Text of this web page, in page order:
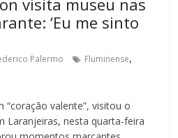
‘Eu me sinto
Palermo Fluminense,
“coração valente”, visitou o
Laranjeiras, nesta quarta-feira